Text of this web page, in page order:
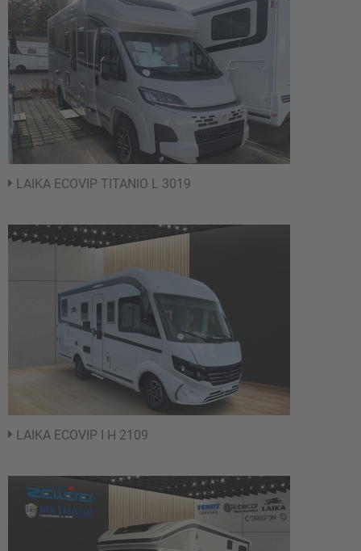
LAIKA ECOVIP TITANIO L 3019
LAIKA ECOVIP I H 2109